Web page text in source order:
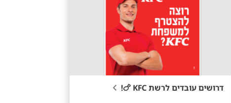
דרושים עובדים לרשת KFC 🍗!